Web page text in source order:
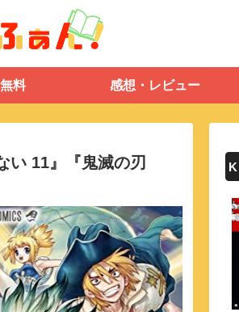
無料 感想・レビュー
い 11』『鬼滅の刃